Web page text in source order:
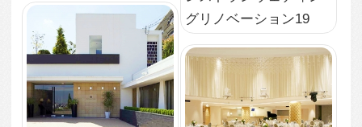
グリノベーション13
1,947 0